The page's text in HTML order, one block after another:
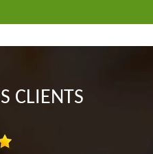
CLIENTS